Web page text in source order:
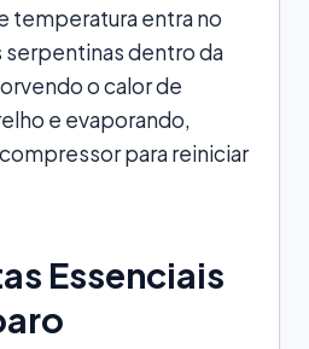
temperatura entra no
serpentinas dentro da
o calor de
e evaporando,
para reiniciar
Essenciais